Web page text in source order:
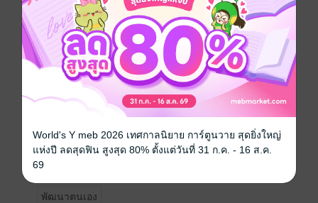
- 7 แผนที่รับมือสถานการณ์วิกฤต: เช่น ลูกค้ารอนาน ,
งานพลาด , สื่อสารไม่ตรงใจ และอารมณ์รุนแรง
- Golden Script: สคริปต์พูดที่ช่วยประคองสติ ให้คุณ
สื่อสารอย่างมืออาชีพได้ทันที
- CARE Map: หลักการที่ช่วยให้คุณมองเห็นทั้ง "ลูกค้า"
และ "ตัวคุณเอง" ไปพร้อมกัน
- Reflection: พื้นที่เล็กๆ ให้คุณได้กลับมาเช็คใจและชื่นชม
"คุณไม่จำเป็นต้องเริ่มรับมือทุกอย่างจากศูนย์... เพราะ
แผนที่นี้ คิดเผื่อไว้ให้คุณแล้ว"
พัฒนาตนเอง
World's Y meb 2026 เทศกาลนิยาย การ์ตูนวาย สุดยิ่งใหญ่
แห่งปี ลดสุดฟิน สูงสุด 80% ตั้งแต่วันที่ 31 ก.ค. - 16 ส.ค.
69